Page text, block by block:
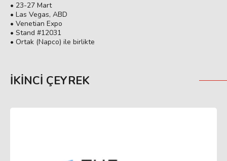
• 23-27 Mart
• Las Vegas, ABD
• Venetian Expo
• Stand #12031
• Ortak (Napco) ile birlikte
İKINCI ÇEYREK